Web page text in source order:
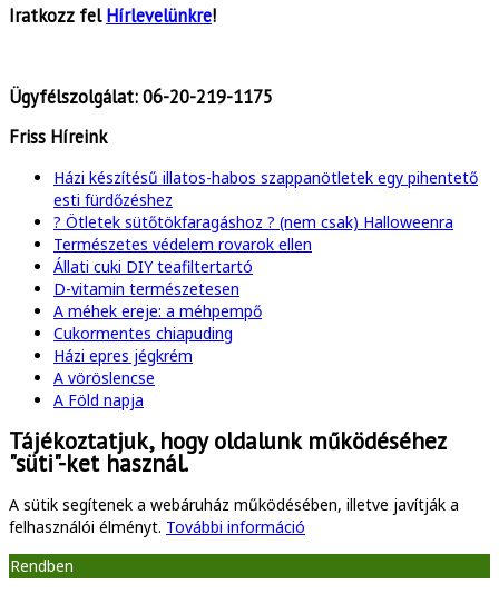
Iratkozz felHírlevelünkre!
Ügyfélszolgálat:06-20-219-1175
Friss Híreink
Házi készítésű illatos-habos szappanötletek egy pihentető
esti fürdőzéshez
? Ötletek sütőtökfaragáshoz ? (nem csak) Halloweenra
Természetes védelem rovarok ellen
Állati cuki DIY teafiltertartó
D-vitamin természetesen
A méhek ereje: a méhpempő
Cukormentes chiapuding
Házi epres jégkrém
A vöröslencse
A Föld napja
Tájékoztatjuk, hogy oldalunk működéséhez
"süti"-ket használ.
A sütik segítenek a webáruház működésében, illetve javítják a
felhasználói élményt. További információ
Rendben